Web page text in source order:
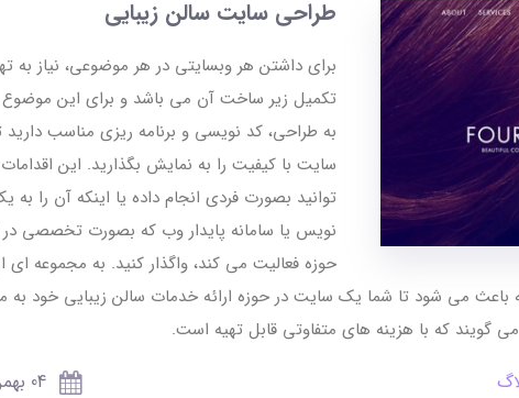
طراحی سایت سالن زیبایی
برای داشتن هر وبسایتی در هر موضوعی، نیاز به
تکمیل زیر ساخت آن می باشد و برای این موضوع
به طراحی، کد نویسی و برنامه ریزی مناسب
سایت با کیفیت را به نمایش بگذارید. این
توانید بصورت فردی انجام داده یا اینکه آن را به
نویس یا سامانه پایدار وب که بصورت تخصصی در
حوزه فعالیت می کند، واگذار کنید. به مجموعه ای
می شود تا شما یک سایت در حوزه ارائه خدمات سالن زیبایی خود به
گویند که با هزینه های متفاوتی قابل تهیه است.
04 بهمن 1400